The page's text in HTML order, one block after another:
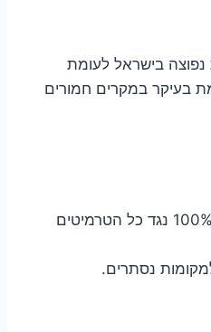
נפוצה בישראל לעומת
בעיקר במקרים חמורים
קטלני ויעיל כמעט ב-100% נגד כל הטרמיטים
נסתרים.